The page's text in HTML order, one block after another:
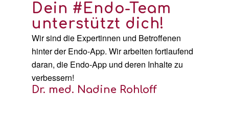
Dein #Endo-Team
unterstützt dich!
Wir sind die Expertinnen und Betroffenen
hinter der Endo-App. Wir arbeiten fortlaufend
daran, die Endo-App und deren Inhalte zu
verbessern!
Dr. med. Nadine Rohloff